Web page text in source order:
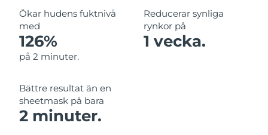
Ökar hudens fuktnivå
med
126%
på 2 minuter.
Reducerar synliga
rynkor på
1 vecka.
Bättre resultat än en
sheetmask på bara
2 minuter.
Monaco
Nederländerna Förväntad leverans
Nya Zeeland
Norge
Oman